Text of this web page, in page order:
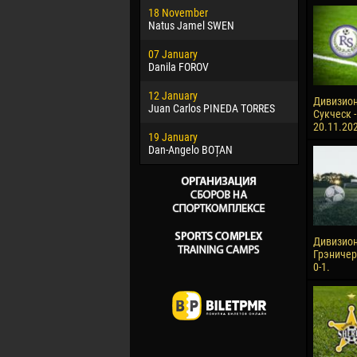
18 November
Natus Jamel SWEN
07 January
Danila FOROV
12 January
Juan Carlos PINEDA TORRES
19 January
Dan-Angelo BOȚAN
Jayder
22 March
Samba
26 March
Vitor Hugo
28 March
Сукческ
0-1.